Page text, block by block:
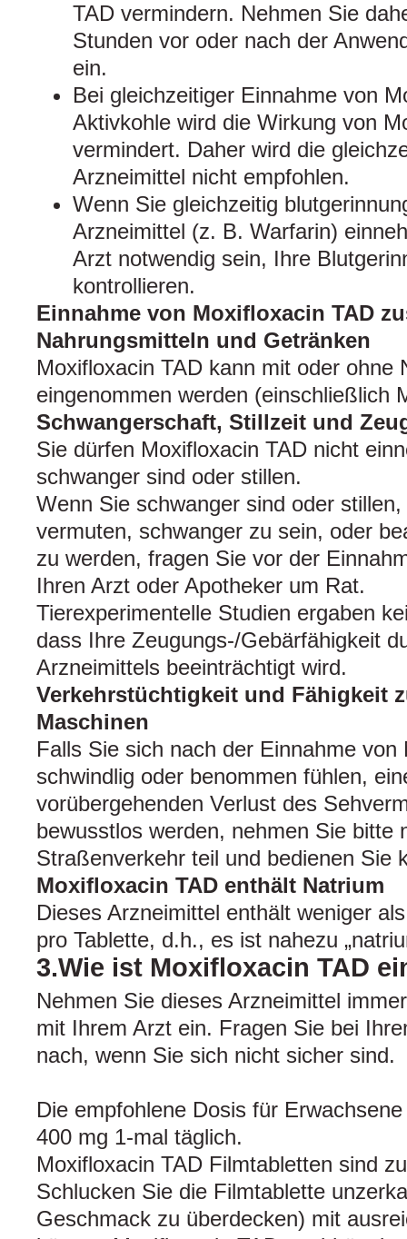
TAD vermindern. Nehmen Sie
Stunden vor oder nach der
ein.
Bei gleichzeitiger Einnahme von
Aktivkohle wird die Wirkung von
vermindert. Daher wird die
Arzneimittel nicht empfohlen.
Wenn Sie gleichzeitig
Arzneimittel (z. B. Warfarin)
Arzt notwendig sein, Ihre
kontrollieren.
Einnahme von Moxifloxacin TAD
Nahrungsmitteln und Getränken
Moxifloxacin TAD kann mit oder ohne
eingenommen werden (einschließlich
Schwangerschaft, Stillzeit und
Sie dürfen Moxifloxacin TAD nicht
schwanger sind oder stillen.
Wenn Sie schwanger sind oder
vermuten, schwanger zu sein, oder
zu werden, fragen Sie vor der
Ihren Arzt oder Apotheker um Rat.
Tierexperimentelle Studien ergaben
dass Ihre Zeugungs-/Gebärfähigkeit
Arzneimittels beeinträchtigt wird.
Verkehrstüchtigkeit und Fähigkeit
Maschinen
Falls Sie sich nach der Einnahme von
schwindlig oder benommen fühlen,
vorübergehenden Verlust des
bewusstlos werden, nehmen Sie bitte
Straßenverkehr teil und bedienen Sie
Moxifloxacin TAD enthält Natrium
Dieses Arzneimittel enthält weniger
pro Tablette, d.h., es ist nahezu
3.Wie ist Moxifloxacin TAD
Nehmen Sie dieses Arzneimittel
mit Ihrem Arzt ein. Fragen Sie bei
nach, wenn Sie sich nicht sicher sind.
Die empfohlene Dosis für
400 mg 1-mal täglich.
Moxifloxacin TAD Filmtabletten sind
Schlucken Sie die Filmtablette
Geschmack zu überdecken) mit